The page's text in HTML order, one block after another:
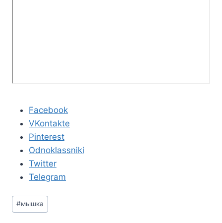
Facebook
VKontakte
Pinterest
Odnoklassniki
Twitter
Telegram
Метки
записи:
#мышка